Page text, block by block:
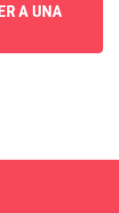
A UNA